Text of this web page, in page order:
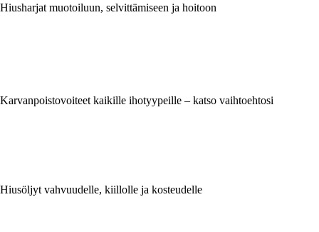
Hiusharjat muotoiluun, selvittämiseen ja hoitoon
Karvanpoistovoiteet kaikille ihotyypeille – katso vaihtoehtosi
Hiusöljyt vahvuudelle, kiillolle ja kosteudelle